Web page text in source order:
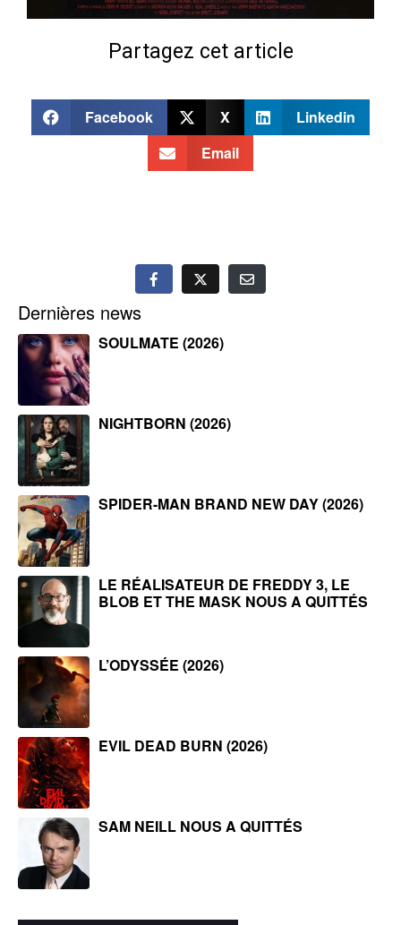
Partagez cet article
Facebook X
Linkedin
Email
Dernières news
SOULMATE (2026)
NIGHTBORN (2026)
SPIDER-MAN BRAND NEW DAY (2026)
LE RÉALISATEUR DE FREDDY 3, LE
BLOB ET THE MASK NOUS A QUITTÉS
L’ODYSSÉE (2026)
EVIL DEAD BURN (2026)
SAM NEILL NOUS A QUITTÉS